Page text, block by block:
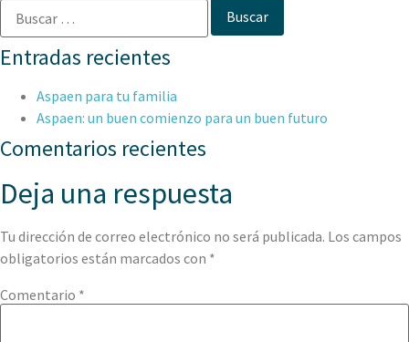
Entradas recientes
Aspaen para tu familia
Aspaen: un buen comienzo para un buen futuro
Comentarios recientes
Deja una respuesta
Tu dirección de correo electrónico no será publicada. Los campos
obligatorios están marcados con *
Comentario *